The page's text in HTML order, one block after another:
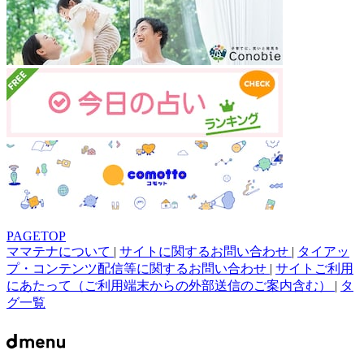
PAGETOP
ママテナについて | サイトに関するお問い合わせ | タイアッ
プ・コンテンツ配信等に関するお問い合わせ | サイトご利用
にあたって（ご利用端末からの外部送信のご案内含む） | タ
グ一覧